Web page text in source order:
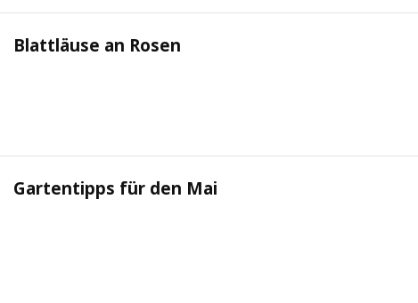
Blattläuse an Rosen
Gartentipps für den Mai